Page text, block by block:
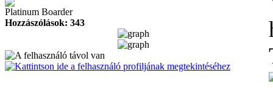
Platinum Boarder
Hozzászólások: 343